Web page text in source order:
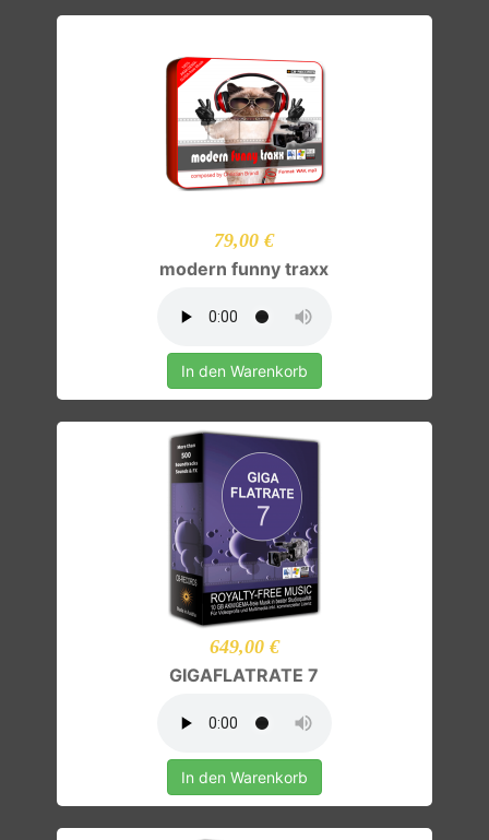
79,00 €
modern funny traxx
In den Warenkorb
649,00 €
GIGAFLATRATE 7
In den Warenkorb